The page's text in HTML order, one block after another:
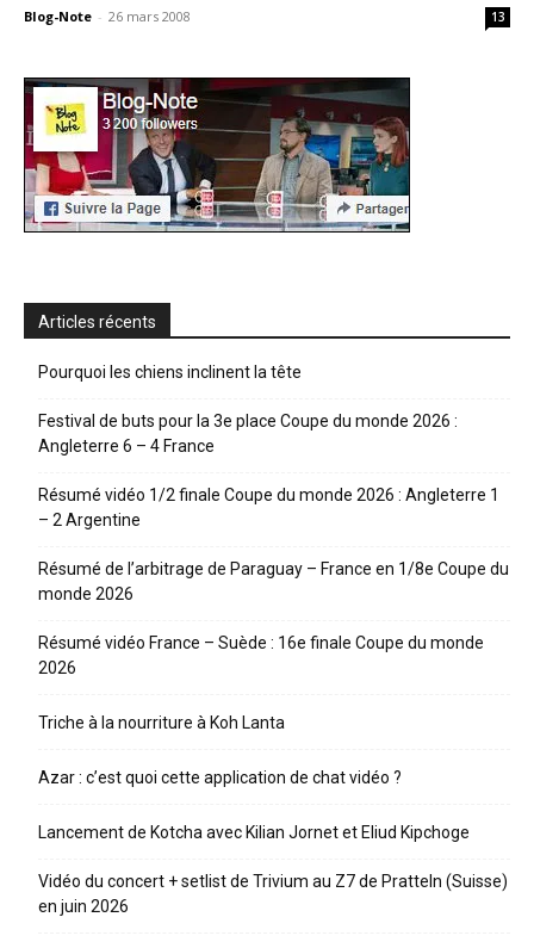
Blog-Note - 26 mars 2008 13
Articles récents
Pourquoi les chiens inclinent la tête
Festival de buts pour la 3e place Coupe du monde 2026 :
Angleterre 6 – 4 France
Résumé vidéo 1/2 finale Coupe du monde 2026 : Angleterre 1
– 2 Argentine
Résumé de l’arbitrage de Paraguay – France en 1/8e Coupe du
monde 2026
Résumé vidéo France – Suède : 16e finale Coupe du monde
2026
Triche à la nourriture à Koh Lanta
Azar : c’est quoi cette application de chat vidéo ?
Lancement de Kotcha avec Kilian Jornet et Eliud Kipchoge
Vidéo du concert + setlist de Trivium au Z7 de Pratteln (Suisse)
en juin 2026